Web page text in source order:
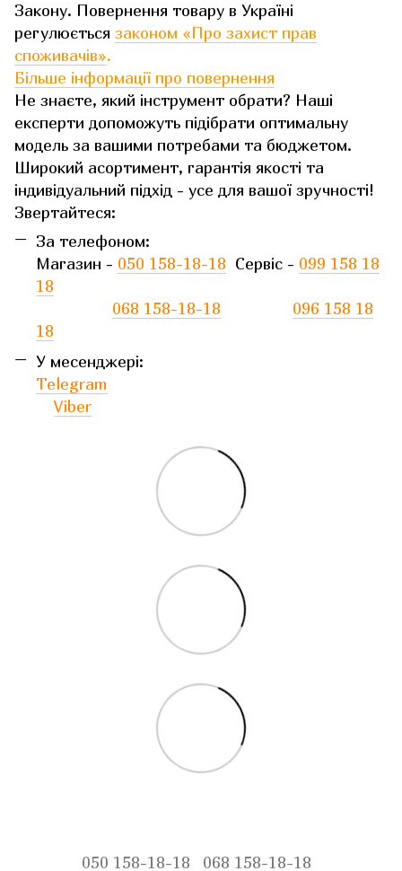
Закону. Повернення товару в Україні
регулюється законом «Про захист прав
споживачів».
Більше інформації про повернення
Не знаєте, який інструмент обрати? Наші
експерти допоможуть підібрати оптимальну
модель за вашими потребами та бюджетом.
Широкий асортимент, гарантія якості та
індивідуальний підхід - усе для вашої зручності!
Звертайтеся:
За телефоном:
Магазин - 050 158-18-18 Сервіс - 099 158 18
18
068 158-18-18
096 158 18
18
У месенджері:
Telegram
Viber
050 158-18-18 068 158-18-18